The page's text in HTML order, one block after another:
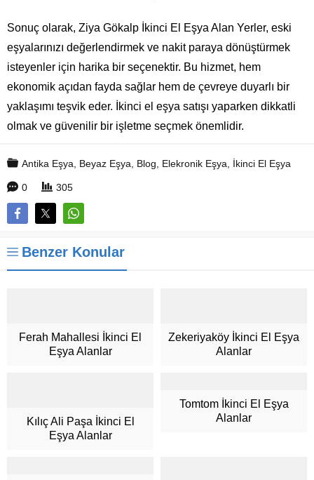
Sonuç olarak, Ziya Gökalp İkinci El Eşya Alan Yerler, eski
eşyalarınızı değerlendirmek ve nakit paraya dönüştürmek
isteyenler için harika bir seçenektir. Bu hizmet, hem
ekonomik açıdan fayda sağlar hem de çevreye duyarlı bir
yaklaşımı teşvik eder. İkinci el eşya satışı yaparken dikkatli
olmak ve güvenilir bir işletme seçmek önemlidir.
Antika Eşya Beyaz Eşya Blog Elekronik Eşya İkinci El Eşya
0 305
Benzer Konular
Ferah Mahallesi İkinci El
Eşya Alanlar
Zekeriyaköy İkinci El Eşya
Alanlar
Kılıç Ali Paşa İkinci El
Eşya Alanlar
Tomtom İkinci El Eşya
Alanlar